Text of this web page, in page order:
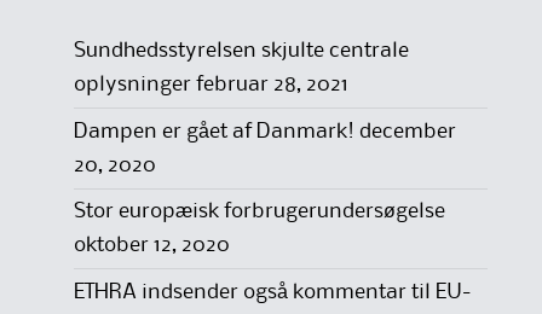
Sundhedsstyrelsen skjulte centrale
oplysninger februar 28, 2021
Dampen er gået af Danmark! december
20, 2020
Stor europæisk forbrugerundersøgelse
oktober 12, 2020
ETHRA indsender også kommentar til EU-